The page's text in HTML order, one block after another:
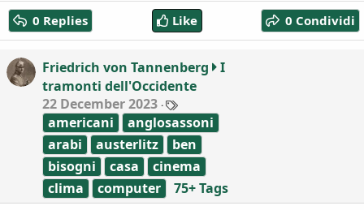
a
c
t
o
n
s
:
0 Replies Like 0 Condividi
Friedrich von Tannenberg
I
tramonti dell'Occidente
22 December 2023
a
g
s
americani
anglosassoni
arabi
austerlitz
ben
bisogni
casa
cinema
clima
computer 75+ Tags